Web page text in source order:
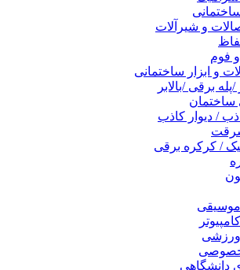
و شیرآلات
و فوم
و ابزار ساختمانی
پله برقی /بالابر
ساختمان
/ دیوار کاذب
/ کرکره برقی
دانشگاهی